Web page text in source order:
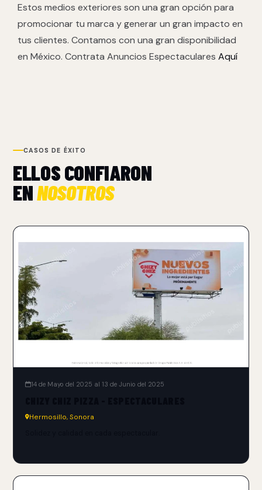
Estos medios exteriores son una gran opción para
promocionar tu marca y generar un gran impacto en
tus clientes. Contamos con una gran disponibilidad
en México. Contrata Anuncios Espectaculares Aquí
CASOS DE ÉXITO
ELLOS CONFIARON
ENNOSOTROS
14 de Mayo del 2025 al 13 de Junio del 2025
Hermosillo, Sonora